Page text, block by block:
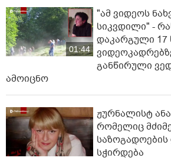
01:44
"ამ ვიდეოს
სიკვდილი" -
დაკარგული 17
განწირული
ამოიცნო
ჟურნალისტ
რომელიც
საზოგადოების
სჭირდება